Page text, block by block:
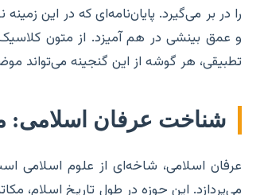
را در بر می‌گیرد. پایان‌نامه‌ای که در این
و عمق بینشی در هم آمیزد. از متون
تطبیقی، هر گوشه از این گنجینه می‌تواند
شناخت عرفان اسلامی:
عرفان اسلامی، شاخه‌ای از علوم
می‌پردازد. این حوزه در طول تاریخ اسلام،